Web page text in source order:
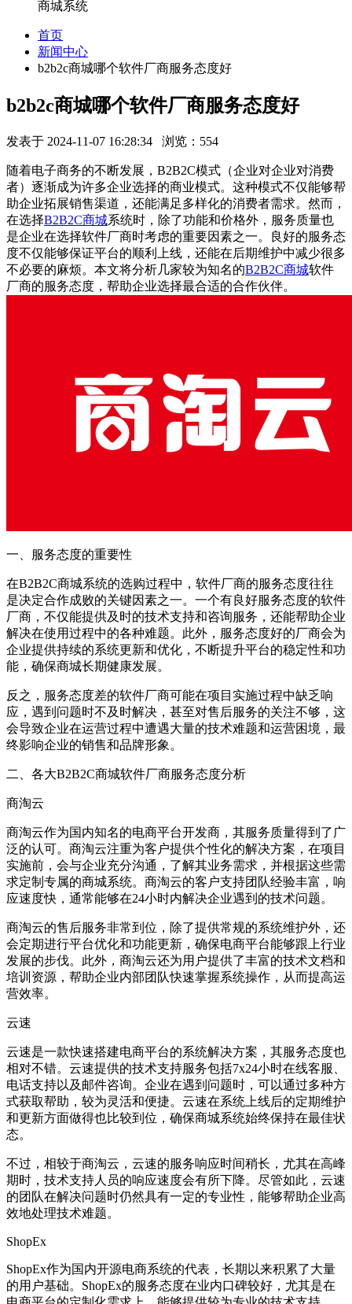
商城系统
首页
新闻中心
b2b2c商城哪个软件厂商服务态度好
b2b2c商城哪个软件厂商服务态度好
发表于 2024-11-07 16:28:34 浏览：554
随着电子商务的不断发展， B2B2C模式（企业对企业对消费
者）逐渐成为许多企业选择的商业模式。这种模式不仅能够帮
助企业拓展销售渠道，还能满足多样化的消费者需求。然而，
在选择B2B2C商城系统时，除了功能和价格外，服务质量也
是企业在选择软件厂商时考虑的重要因素之一。良好的服务态
度不仅能够保证平台的顺利上线，还能在后期维护中减少很多
不必要的麻烦。本文将分析几家较为知名的B2B2C商城软件
厂商的服务态度，帮助企业选择最合适的合作伙伴。
一、服务态度的重要性
在B2B2C商城系统的选购过程中，软件厂商的服务态度往往
是决定合作成败的关键因素之一。一个有良好服务态度的软件
厂商，不仅能提供及时的技术支持和咨询服务，还能帮助企业
解决在使用过程中的各种难题。此外，服务态度好的厂商会为
企业提供持续的系统更新和优化，不断提升平台的稳定性和功
能，确保商城长期健康发展。
反之，服务态度差的软件厂商可能在项目实施过程中缺乏响
应，遇到问题时不及时解决，甚至对售后服务的关注不够，这
会导致企业在运营过程中遭遇大量的技术难题和运营困境，最
终影响企业的销售和品牌形象。
二、各大B2B2C商城软件厂商服务态度分析
商淘云
商淘云作为国内知名的电商平台开发商，其服务质量得到了广
泛的认可。商淘云注重为客户提供个性化的解决方案，在项目
实施前，会与企业充分沟通，了解其业务需求，并根据这些需
求定制专属的商城系统。商淘云的客户支持团队经验丰富，响
应速度快，通常能够在24小时内解决企业遇到的技术问题。
商淘云的售后服务非常到位，除了提供常规的系统维护外，还
会定期进行平台优化和功能更新，确保电商平台能够跟上行业
发展的步伐。此外，商淘云还为用户提供了丰富的技术文档和
培训资源，帮助企业内部团队快速掌握系统操作，从而提高运
营效率。
云速
云速是一款快速搭建电商平台的系统解决方案，其服务态度也
相对不错。云速提供的技术支持服务包括7x24小时在线客服、
电话支持以及邮件咨询。企业在遇到问题时，可以通过多种方
式获取帮助，较为灵活和便捷。云速在系统上线后的定期维护
和更新方面做得也比较到位，确保商城系统始终保持在最佳状
态。
不过，相较于商淘云，云速的服务响应时间稍长，尤其在高峰
期时，技术支持人员的响应速度会有所下降。尽管如此，云速
的团队在解决问题时仍然具有一定的专业性，能够帮助企业高
效地处理技术难题。
ShopEx
ShopEx作为国内开源电商系统的代表，长期以来积累了大量
的用户基础。 ShopEx的服务态度在业内口碑较好，尤其是在